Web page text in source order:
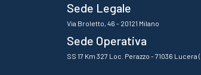
Sede Legale
Via Broletto, 46 - 20121 Milano
Sede Operativa
SS 17 Km 327 Loc. Perazzo - 71036 Lucera